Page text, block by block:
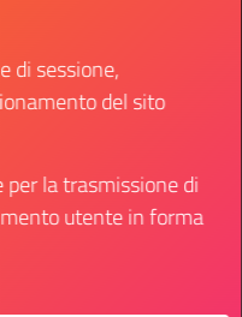
di sessione,
del sito
per la trasmissione di
utente in forma